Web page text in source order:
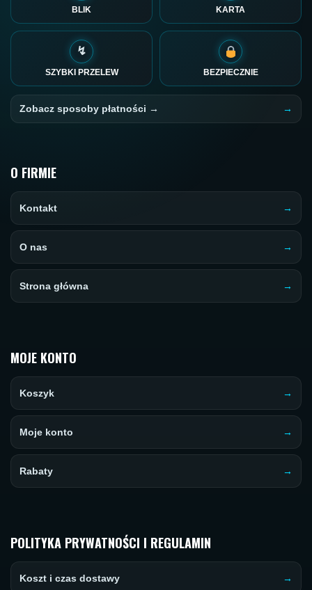
BLIK KARTA
↯
SZYBKI PRZELEW BEZPIECZNIE
Zobacz sposoby płatności →
O FIRMIE
Kontakt
O nas
Strona główna
MOJE KONTO
Koszyk
Moje konto
Rabaty
POLITYKA PRYWATNOŚCI I REGULAMIN
Koszt i czas dostawy